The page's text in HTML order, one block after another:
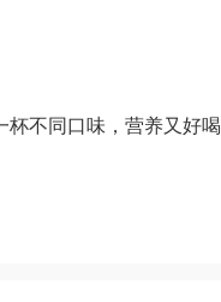
杯不同口味，营养又好喝